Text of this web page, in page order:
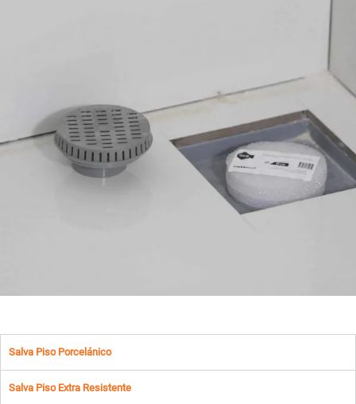
Salva Piso Porcelánico
Salva Piso Extra Resistente